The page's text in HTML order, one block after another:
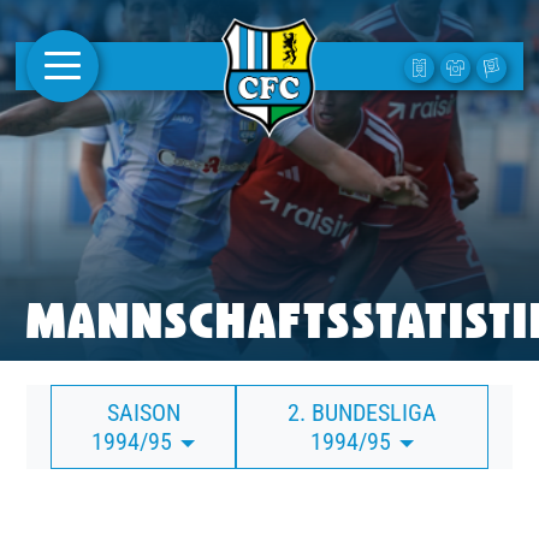
AKTUELLES
1. MANNSCHAFT
FRAUEN
CAMPUS
CLUB
CLUBMITGLIEDSCHAFT
BUSINESS
SAISON
1994/95
2. BUNDESLIGA
1994/95